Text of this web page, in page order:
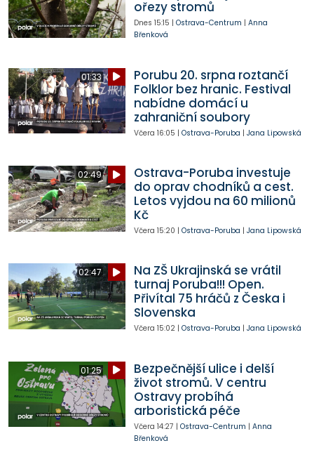
ořezy stromů
Dnes 15:15 | Ostrava-Centrum | Anna
Břenková
01:33
Porubu 20. srpna roztančí
Folklor bez hranic. Festival
nabídne domácí u
zahraniční soubory
Včera 16:05 | Ostrava-Poruba | Jana Lipowská
02:49
Ostrava-Poruba investuje
do oprav chodníků a cest.
Letos vyjdou na 60 milionů
Kč
Včera 15:20 | Ostrava-Poruba | Jana Lipowská
02:47
Na ZŠ Ukrajinská se vrátil
turnaj Poruba!!! Open.
Přivítal 75 hráčů z Česka i
Slovenska
Včera 15:02| Ostrava-Poruba | Jana Lipowská
01:25
Bezpečnější ulice i delší
život stromů. V centru
Ostravy probíhá
arboristická péče
Včera 14:27 | Ostrava-Centrum | Anna
Břenková